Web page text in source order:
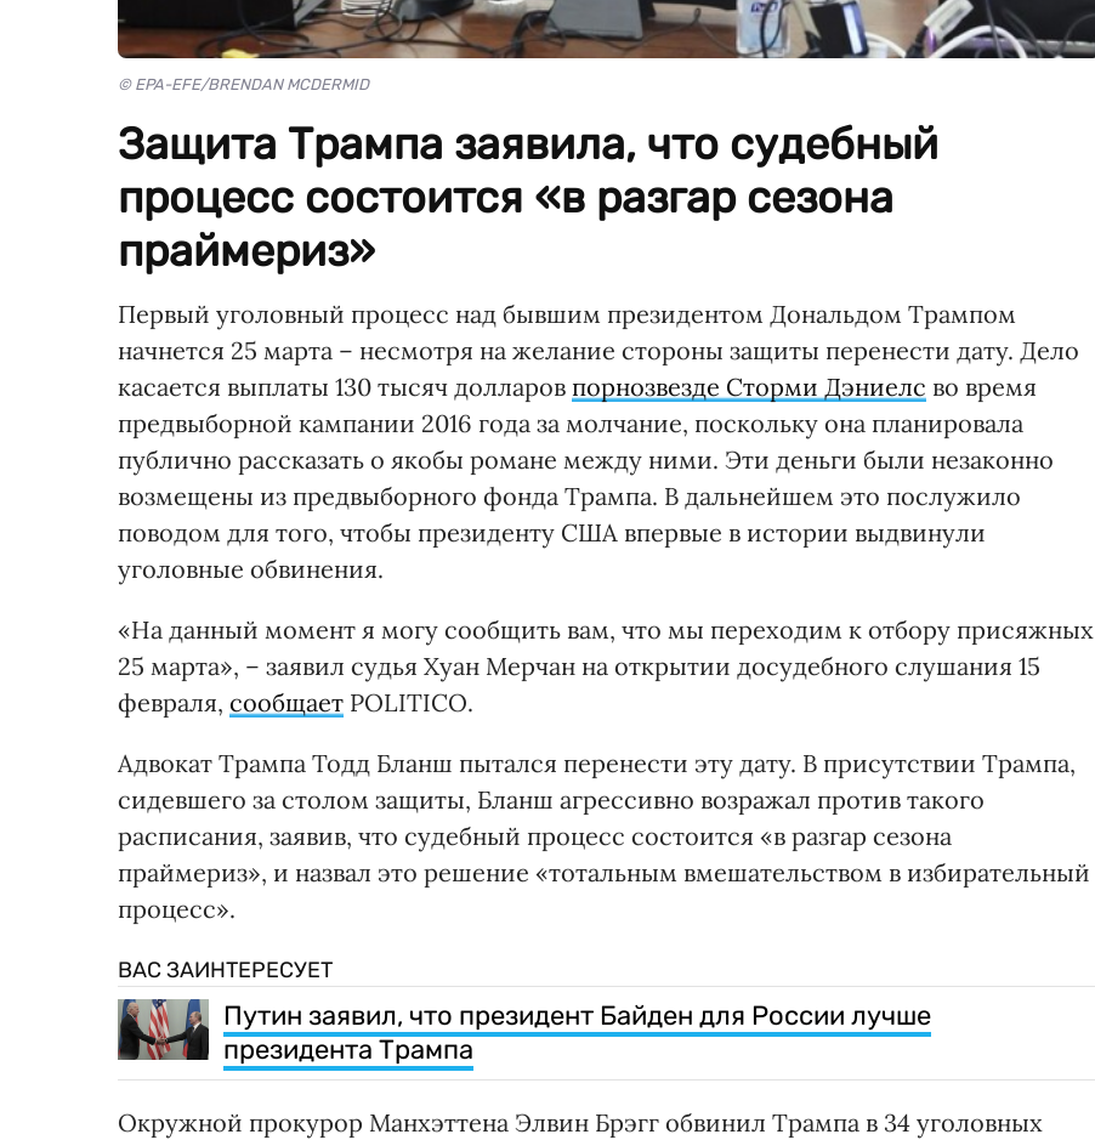
© EPA-EFE/BRENDAN MCDERMID
Защита Трампа заявила, что судебный
процесс состоится «в разгар сезона
праймериз»
Первый уголовный процесс над бывшим президентом Дональдом Трампом
начнется 25 марта – несмотря на желание стороны защиты перенести дату. Дело
касается выплаты 130 тысяч долларов порнозвезде Сторми Дэниелс во время
предвыборной кампании 2016 года за молчание, поскольку она планировала
публично рассказать о якобы романе между ними. Эти деньги были незаконно
возмещены из предвыборного фонда Трампа. В дальнейшем это послужило
поводом для того, чтобы президенту США впервые в истории выдвинули
уголовные обвинения.
«На данный момент я могу сообщить вам, что мы переходим к отбору присяжных
25 марта», – заявил судья Хуан Мерчан на открытии досудебного слушания 15
февраля, сообщает POLITICO.
Адвокат Трампа Тодд Бланш пытался перенести эту дату. В присутствии Трампа,
сидевшего за столом защиты, Бланш агрессивно возражал против такого
расписания, заявив, что судебный процесс состоится «в разгар сезона
праймериз», и назвал это решение «тотальным вмешательством в избирательный
процесс».
ВАС ЗАИНТЕРЕСУЕТ
Путин заявил, что президент Байден для России лучше
президента Трампа
Окружной прокурор Манхэттена Элвин Брэгг обвинил Трампа в 34 уголовных